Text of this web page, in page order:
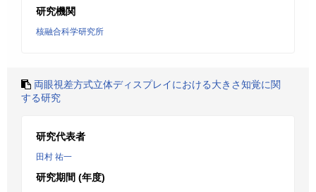
研究機関
核融合科学研究所
両眼視差方式立体ディスプレイにおける大きさ知覚に関
する研究
研究代表者
田村 祐一
研究期間 (年度)